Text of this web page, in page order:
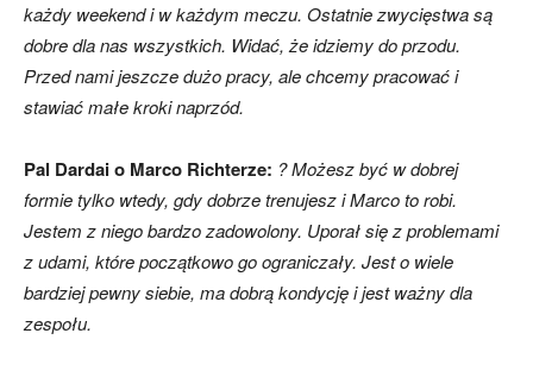
każdy weekend i w każdym meczu. Ostatnie zwycięstwa są
dobre dla nas wszystkich. Widać, że idziemy do przodu.
Przed nami jeszcze dużo pracy, ale chcemy pracować i
stawiać małe kroki naprzód.
Pal Dardai o Marco Richterze: ? Możesz być w dobrej
formie tylko wtedy, gdy dobrze trenujesz i Marco to robi.
Jestem z niego bardzo zadowolony. Uporał się z problemami
z udami, które początkowo go ograniczały. Jest o wiele
bardziej pewny siebie, ma dobrą kondycję i jest ważny dla
zespołu.